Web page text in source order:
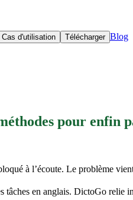
Cas d'utilisation Télécharger Blog
pour enfin
à l’écoute. Le problème
en anglais. DictoGo relie